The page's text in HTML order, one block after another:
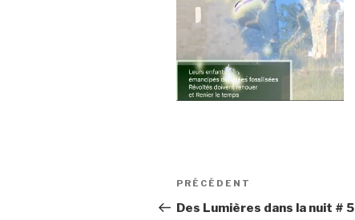
Navigation
de
Article
précédent
PRÉCÉDENT
Des Lumières dans la nuit # 5